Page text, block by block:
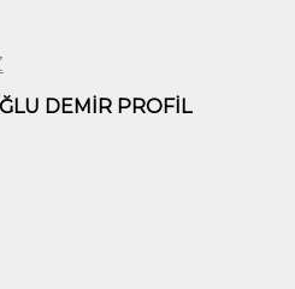
DEMİR PROFİL